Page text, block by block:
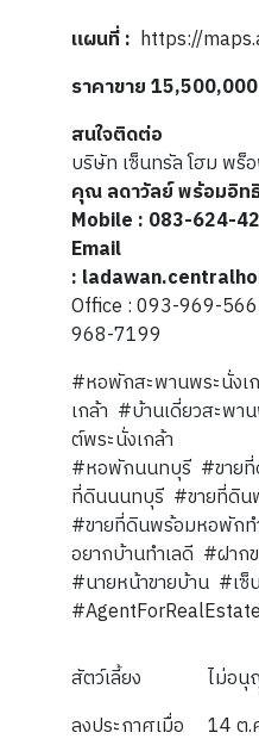
แผนที่: https://
ราคาขาย
สนใจติดต่อ
บริษัท เซ็นทรัล โฮม พร็
คุณ ลดาวัลย์ พร้อมอิท
Mobile : 083-624-
Email
:
Office : 093-969-
968-7199
#หอพักสะพานพระนั่ง
เกล้า #บ้านเดี่ยวสะพา
ต์พระนั่งเกล้า
#หอพักนนทบุรี #ขาย
ที่ดินนนทบุรี #ขายที่ดิน
#ขายที่ดินพร้อมหอพักท
อยากบ้านทำเลดี #ฝาก
#นายหน้าขายบ้าน #เซ็
สัตว์เลี้ยง
ไม่อนุ
ลงประกาศเมื่อ
14 ต.